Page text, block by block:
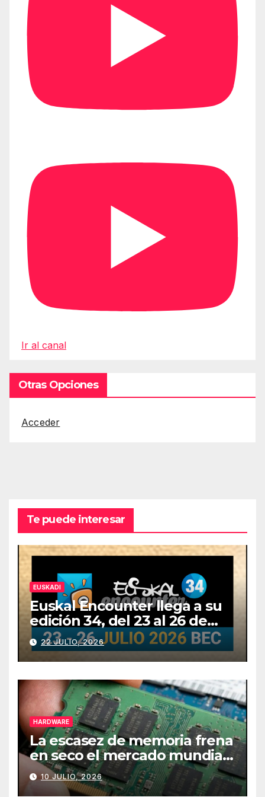
Ir al canal
Otras Opciones
Acceder
Te puede interesar
EUSKADI
Euskal Encounter llega a su
edición 34, del 23 al 26 de
julio
22 JULIO, 2026
HARDWARE
La escasez de memoria frena
en seco el mercado mundial
de PCs
10 JULIO, 2026